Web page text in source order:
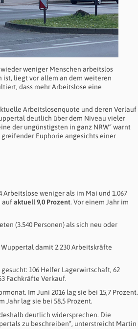
weniger Menschen arbeitslos
ist, liegt vor allem an dem weiteren
dass mehr Arbeitslose eine
Arbeitslosenquote und deren Verlauf
deutlich über dem Niveau vieler
der ungünstigsten in ganz NRW“ warnt
Euphorie angesichts einer
weniger als im Mai und 1.067
auf aktuell 9,0 Prozent. Vor einem Jahr im
(3.540 Personen) als sich neu oder
damit 2.230 Arbeitskräfte
106 Helfer Lagerwirtschaft, 62
Fachkräfte Verkauf.
Im Juni 2016 lag sie bei 15,7 Prozent.
Jahr lag sie bei 58,5 Prozent.
deutlich widersprechen. Die
zu beschreiben“, unterstreicht Martin